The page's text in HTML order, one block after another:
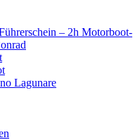
– 2h Motorboot-
Lagunare